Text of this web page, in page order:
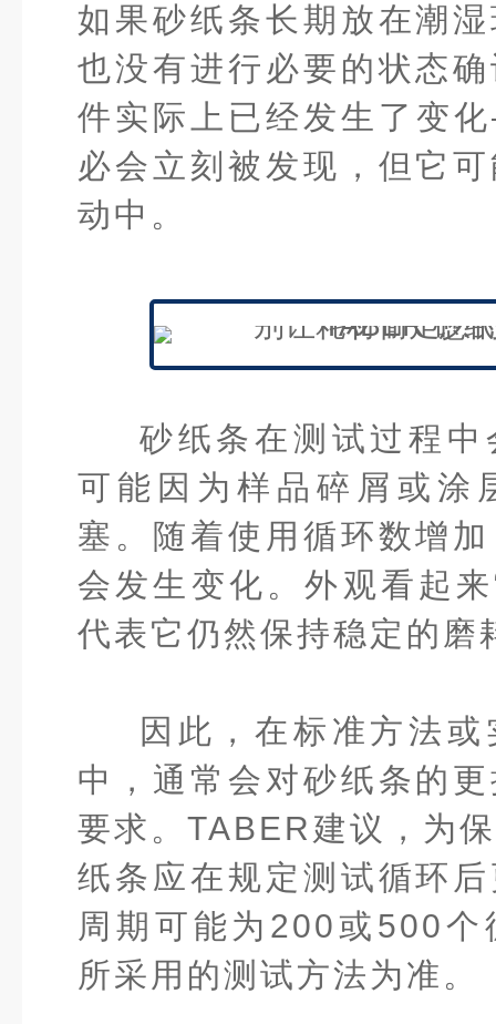
如果砂纸条长期放在潮
也没有进行必要的状态
件实际上已经发生了变
必会立刻被发现，但它
动中。
砂纸条在测试过程
可能因为样品碎屑或涂
塞。随着使用循环数增
会发生变化。外观看起
代表它仍然保持稳定的磨
因此，在标准方法
中，通常会对砂纸条的
要求。TABER建议，为
纸条应在规定测试循环
周期可能为200或500个
所采用的测试方法为准。